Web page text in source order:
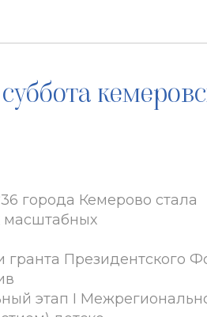
города Кемерово стала
масштабных
гранта Президентского
этап I